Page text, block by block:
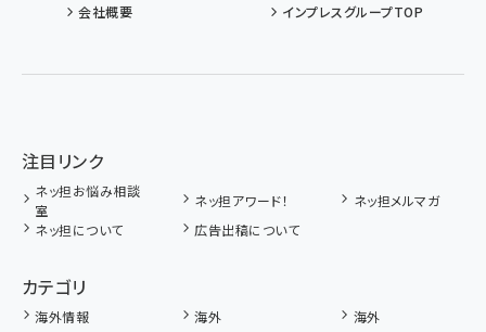
会社概要
インプレスグループTOP
注目リンク
ネッ担お悩み相談
室
ネッ担アワード！
ネッ担メルマガ
ネッ担について
広告出稿について
カテゴリ
海外情報 海外 海外